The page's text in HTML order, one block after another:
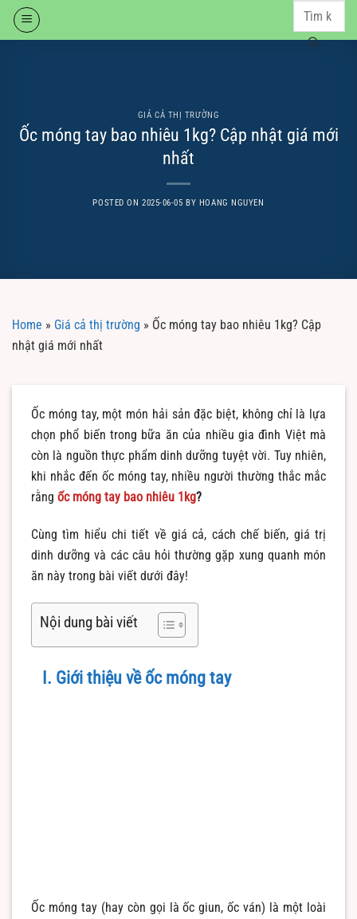
Skip
GIÁ CẢ THỊ TRƯỜNG
Ốc móng tay bao nhiêu 1kg? Cập nhật giá mới
nhất
POSTED ON 2025-06-05 BY HOANG NGUYEN
Home » Giá cả thị trường » Ốc móng tay bao nhiêu 1kg? Cập
nhật giá mới nhất
Ốc móng tay, một món hải sản đặc biệt, không chỉ là lựa
chọn phổ biến trong bữa ăn của nhiều gia đình Việt mà
còn là nguồn thực phẩm dinh dưỡng tuyệt vời. Tuy nhiên,
khi nhắc đến ốc móng tay, nhiều người thường thắc mắc
rằng ốc móng tay bao nhiêu 1kg?
Cùng tìm hiểu chi tiết về giá cả, cách chế biến, giá trị
dinh dưỡng và các câu hỏi thường gặp xung quanh món
ăn này trong bài viết dưới đây!
Nội dung bài viết
I. Giới thiệu về ốc móng tay
Ốc móng tay (hay còn gọi là ốc giun, ốc ván) là một loài